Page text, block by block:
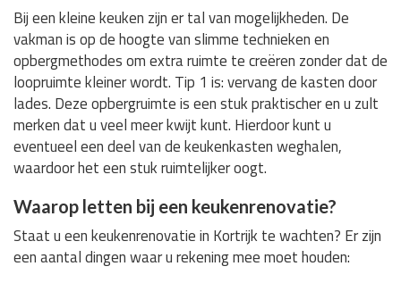
Bij een kleine keuken zijn er tal van mogelijkheden. De
vakman is op de hoogte van slimme technieken en
opbergmethodes om extra ruimte te creëren zonder dat de
loopruimte kleiner wordt. Tip 1 is: vervang de kasten door
lades. Deze opbergruimte is een stuk praktischer en u zult
merken dat u veel meer kwijt kunt. Hierdoor kunt u
eventueel een deel van de keukenkasten weghalen,
waardoor het een stuk ruimtelijker oogt.
Waarop letten bij een keukenrenovatie?
Staat u een keukenrenovatie in Kortrijk te wachten? Er zijn
een aantal dingen waar u rekening mee moet houden: